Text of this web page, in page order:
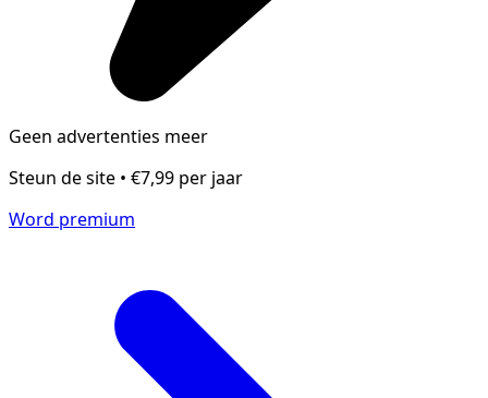
Geen advertenties meer
Steun de site • €7,99 per jaar
Word premium